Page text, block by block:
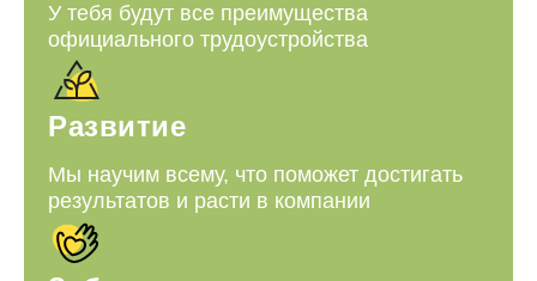
У тебя будут все преимущества
официального трудоустройства
Развитие
Мы научим всему, что поможет достигать
результатов и расти в компании